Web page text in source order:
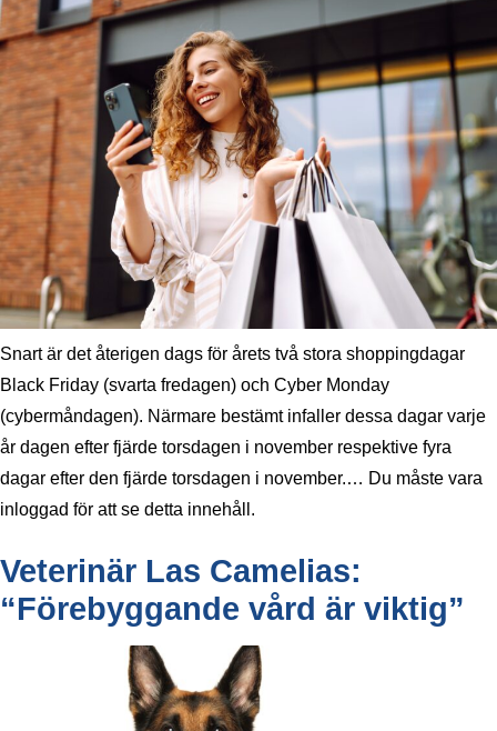
Snart är det återigen dags för årets två stora shoppingdagar
Black Friday (svarta fredagen) och Cyber Monday
(cybermåndagen). Närmare bestämt infaller dessa dagar varje
år dagen efter fjärde torsdagen i november respektive fyra
dagar efter den fjärde torsdagen i november.… Du måste vara
inloggad för att se detta innehåll.
Veterinär Las Camelias:
“Förebyggande vård är viktig”